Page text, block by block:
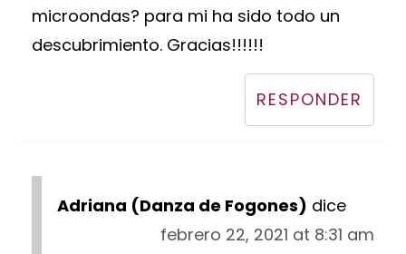
microondas? para mi ha sido todo un
descubrimiento. Gracias!!!!!!
RESPONDER
Adriana (Danza de Fogones) dice
febrero 22, 2021 at 8:31 am